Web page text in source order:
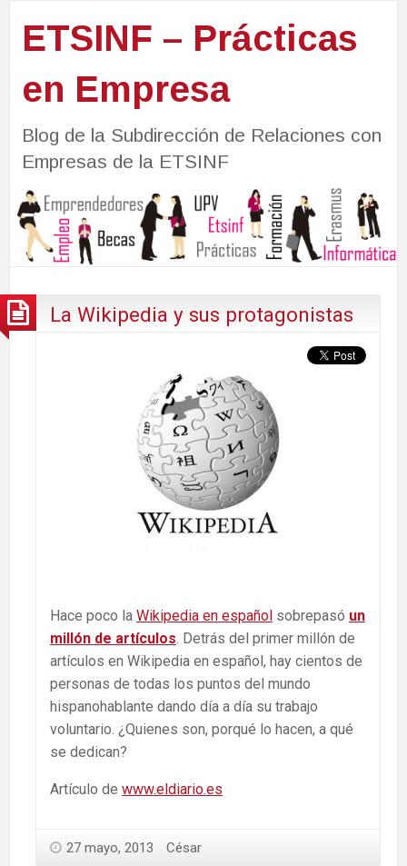
ETSINF – Prácticas
en Empresa
Blog de la Subdirección de Relaciones con
Empresas de la ETSINF
La Wikipedia y sus protagonistas
Hace poco la Wikipedia en español sobrepasó un
millón de artículos . Detrás del primer millón de
artículos en Wikipedia en español, hay cientos de
personas de todas los puntos del mundo
hispanohablante dando día a día su trabajo
voluntario. ¿Quienes son, porqué lo hacen, a qué
se dedican?
Artículo de www.eldiario.es
27 mayo, 2013 César